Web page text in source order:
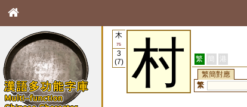
木
75
3
(7)
村 繁 簡 港
繁簡對應
繁